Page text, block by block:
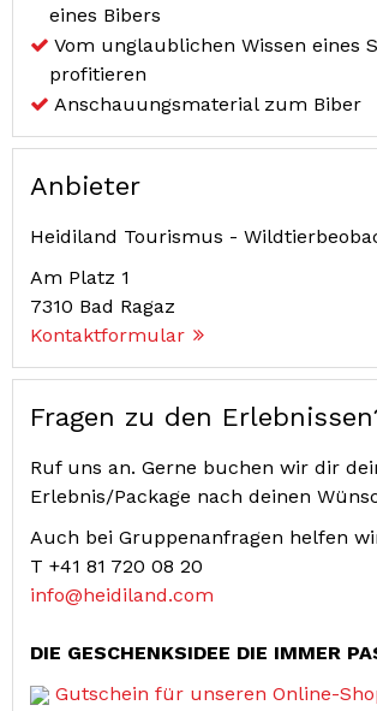
eines Bibers
Vom unglaublichen Wissen eines
profitieren
Anschauungsmaterial zum Biber
Anbieter
Heidiland Tourismus -
Am Platz 1
7310 Bad Ragaz
Kontaktformular
Fragen zu den
Ruf uns an. Gerne buchen wir dir
Erlebnis/Package nach deinen
Auch bei Gruppenanfragen helfen
T +41 81 720 08 20
info@heidiland.com
DIE GESCHENKSIDEE DIE IMMER
Gutschein für unseren Online-